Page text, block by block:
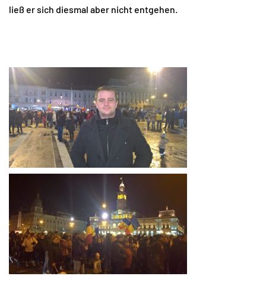
ließ er sich diesmal aber nicht entgehen.